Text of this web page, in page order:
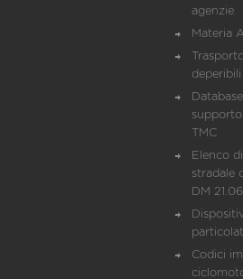
agenzie
Materia
TMC
Elenco
stradale
DM
Codici